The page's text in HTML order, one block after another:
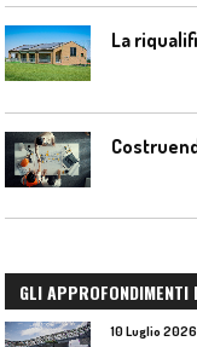
La
GLI APPROFONDIMENTI
10 Luglio 2026